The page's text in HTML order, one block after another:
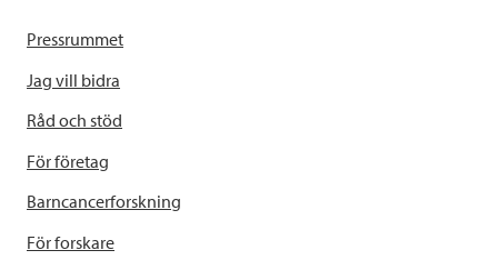
Pressrummet
Jag vill bidra
Råd och stöd
För företag
Barncancerforskning
För forskare